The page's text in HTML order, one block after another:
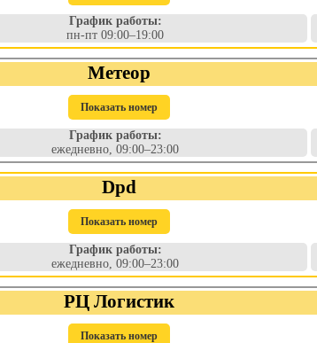
График работы:
пн-пт 09:00–19:00
Метеор
Показать номер
График работы:
ежедневно, 09:00–23:00
Dpd
Показать номер
График работы:
ежедневно, 09:00–23:00
РЦ Логистик
Показать номер